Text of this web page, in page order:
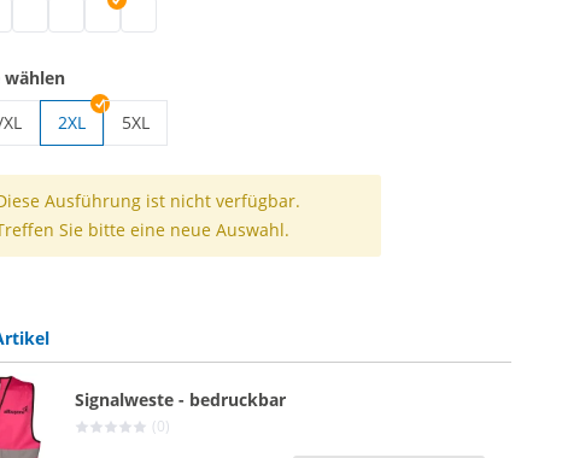
| schwarz
| weiß| blau
Kennzeichnungsweste | grün
Kennzeichnungsweste | pink
Kennzeichnungsweste | rot
Kennzeichnungsweste | gelb
wählen
2XL
5XL
Ausführung ist nicht verfügbar.
Sie bitte eine neue Auswahl.
Signalweste - bedruckbar
(0)